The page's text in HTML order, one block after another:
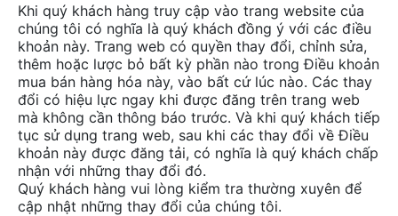
Khi quý khách hàng truy cập vào trang website của
chúng tôi có nghĩa là quý khách đồng ý với các điều
khoản này. Trang web có quyền thay đổi, chỉnh sửa,
thêm hoặc lược bỏ bất kỳ phần nào trong Điều khoản
mua bán hàng hóa này, vào bất cứ lúc nào. Các thay
đổi có hiệu lực ngay khi được đăng trên trang web
mà không cần thông báo trước. Và khi quý khách tiếp
tục sử dụng trang web, sau khi các thay đổi về Điều
khoản này được đăng tải, có nghĩa là quý khách chấp
nhận với những thay đổi đó.
Quý khách hàng vui lòng kiểm tra thường xuyên để
cập nhật những thay đổi của chúng tôi.